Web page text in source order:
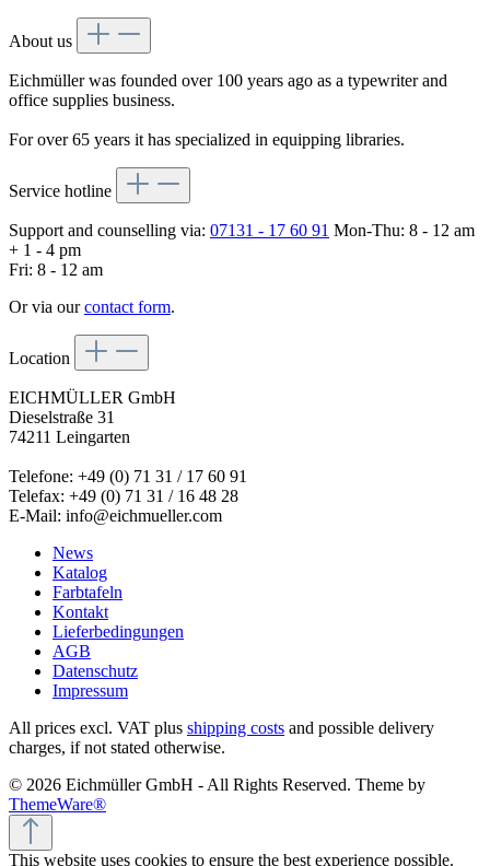
About us
Eichmüller was founded over 100 years ago as a typewriter and
office supplies business.
For over 65 years it has specialized in equipping libraries.
Service hotline
Support and counselling via: 07131 - 17 60 91 Mon-Thu: 8 - 12 am
+ 1 - 4 pm
Fri: 8 - 12 am
Or via ourcontact form.
Location
EICHMÜLLER GmbH
Dieselstraße 31
74211 Leingarten
Telefone: +49 (0) 71 31 / 17 60 91
Telefax: +49 (0) 71 31 / 16 48 28
E-Mail: info@eichmueller.com
News
Katalog
Farbtafeln
Kontakt
Lieferbedingungen
AGB
Datenschutz
Impressum
All prices excl. VAT plus shipping costs and possible delivery
charges, if not stated otherwise.
© 2026 Eichmüller GmbH - All Rights Reserved. Theme by
ThemeWare®
This website uses cookies to ensure the best experience possible.